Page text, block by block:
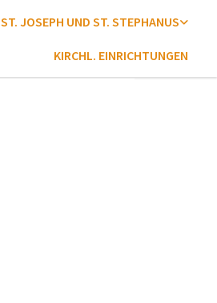
ST. JOSEPH UND ST. STEPHANUS
KIRCHL. EINRICHTUNGEN